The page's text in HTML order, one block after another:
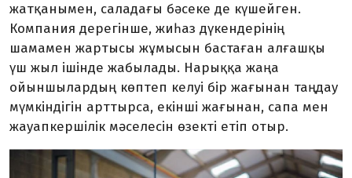
жатқанымен, саладағы бәсеке де күшейген.
Компания дерегінше, жиһаз дүкендерінің
шамамен жартысы жұмысын бастаған алғашқы
үш жыл ішінде жабылады. Нарыққа жаңа
ойыншылардың көптеп келуі бір жағынан таңдау
мүмкіндігін арттырса, екінші жағынан, сапа мен
жа­уапкершілік мәселесін өзекті етіп отыр.